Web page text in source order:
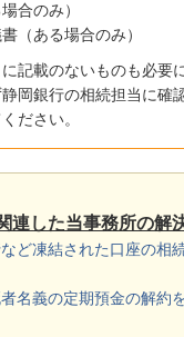
合のみ）
（ある場合のみ）
記載のないものも必要
岡銀行の相続担当に確
ださい。
連した当事務所の解
ど凍結された口座の相
名義の定期預金の解約